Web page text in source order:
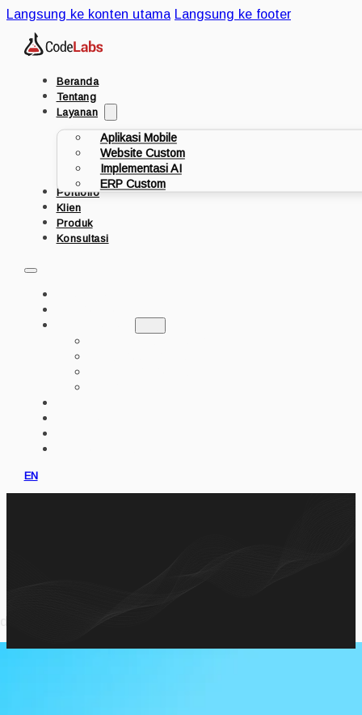
Langsung ke konten utama Langsung ke footer
Beranda
Tentang
Layanan
Aplikasi Mobile
Website Custom
Implementasi AI
ERP Custom
Portfolio
Klien
Produk
Konsultasi
EN